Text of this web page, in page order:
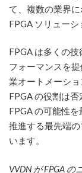
て、複数の業界
FPGA ソリューシ
FPGA は多くの
フォーマンスを
業オートメーシ
FPGA の役割は否
FPGA の可能性
推進する最先端
います。
VVDN が FPGA